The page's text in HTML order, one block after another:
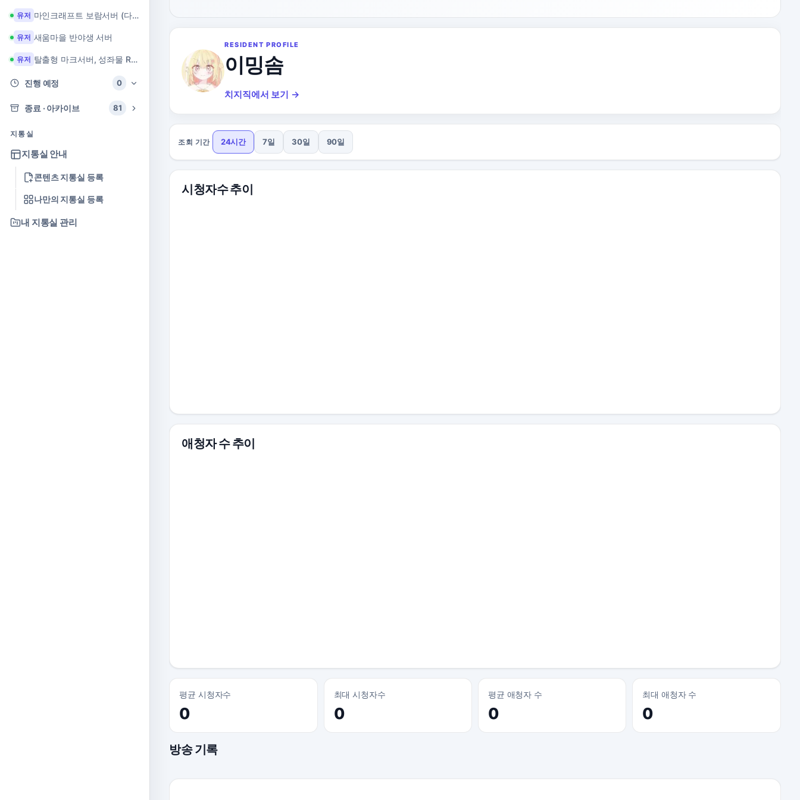
유저 마인크래프트 보람서버 (다이아 + 힐링 서버)
유저 새움마을 반야생 서버
유저 탈출형 마크서버, 성좌물 RPG 마크서버
진행 예정 0
종료 · 아카이브 81
지통실
지통실 안내
콘텐츠 지통실 등록
나만의 지통실 등록
내 지통실 관리
RESIDENT PROFILE
이밍솜
치지직에서 보기 →
조회 기간 24시간 7일 30일 90일
시청자수 추이
애청자 수 추이
평균 시청자수
0
최대 시청자수
0
평균 애청자 수
0
최대 애청자 수
0
방송 기록